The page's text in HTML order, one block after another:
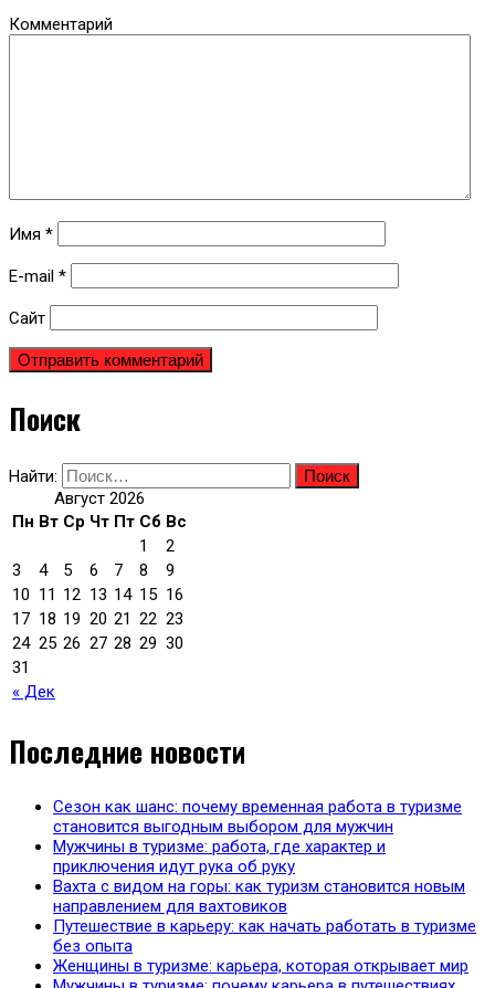
Комментарий
Имя *
E-mail *
Сайт
Поиск
Найти:
Август 2026
Пн Вт Ср Чт Пт Сб Вс
« Дек
1
2
3
4 5 6 7 8
9
10 11 12 13 14 15 16
17 18 19 20 21 22 23
24 25 26 27 28 29 30
31
Последние новости
Сезон как шанс: почему временная работа в туризме
становится выгодным выбором для мужчин
Мужчины в туризме: работа, где характер и
приключения идут рука об руку
Вахта с видом на горы: как туризм становится новым
направлением для вахтовиков
Путешествие в карьеру: как начать работать в туризме
без опыта
Женщины в туризме: карьера, которая открывает мир